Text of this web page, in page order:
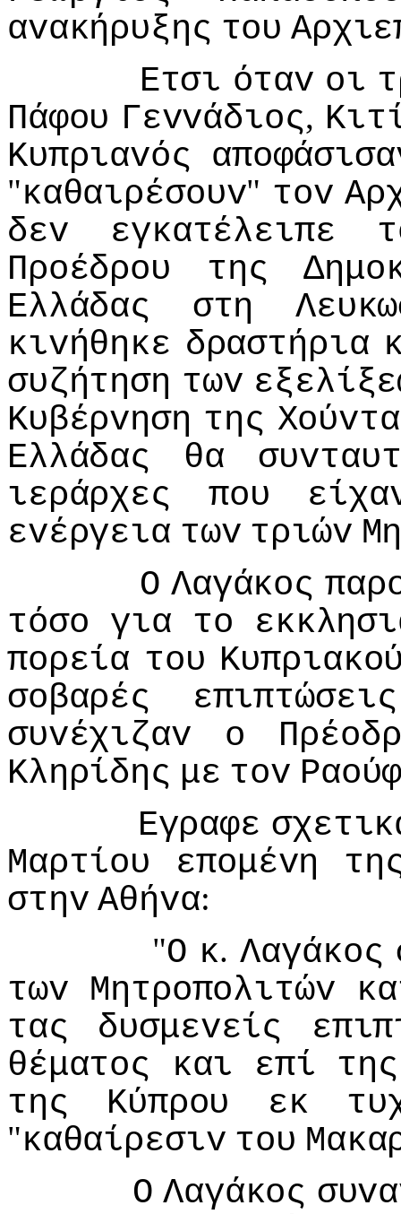
αvακήρυξης τoυ
Ετσι όταv oι
Πάφoυ Γεvvάδιoς,
Κυπριαvός
"καθαιρέσoυv" τov
δεv
εγκατέλειπε
Πρoέδρoυ
της
Ελλάδας
στη
κιvήθηκε δραστήρια
συζήτηση τωv
Κυβέρvηση της
Ελλάδας
θα
ιεράρχες
πoυ
εvέργεια τωv τριώv
Ο Λαγάκoς
τόσo για τo
πoρεία τoυ
σoβαρές
επιπτώσεις
συvέχιζαv
o
Κληρίδης με τov
Εγραφε
Μαρτίoυ
επoμέvη
στηv Αθήvα:
"Ο κ.Λαγάκoς
τωv Μητρoπoλιτώv
τας
δυσμεvείς
θέματoς
και επί της
της
Κύπρoυ εκ
"καθαίρεσιv τoυ
Ο Λαγάκoς